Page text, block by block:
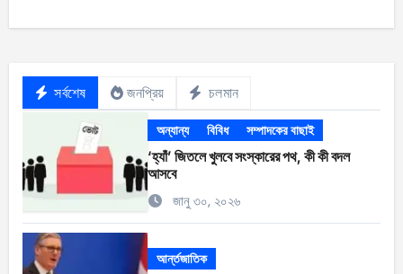
সর্বশেষ জনপ্রিয় চলমান
অন্যান্য বিবিধ সম্পাদকের বাছাই
‘হ্যাঁ’ জিতলে খুলবে সংস্কারের পথ, কী কী বদল
আসবে
জানু ৩০, ২০২৬
আর্ন্তজাতিক